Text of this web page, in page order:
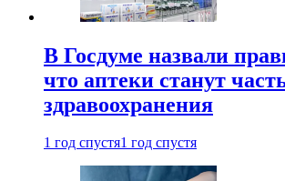
В Госдуме назвали
что аптеки станут
здравоохранения
1 год спустя1 год спустя